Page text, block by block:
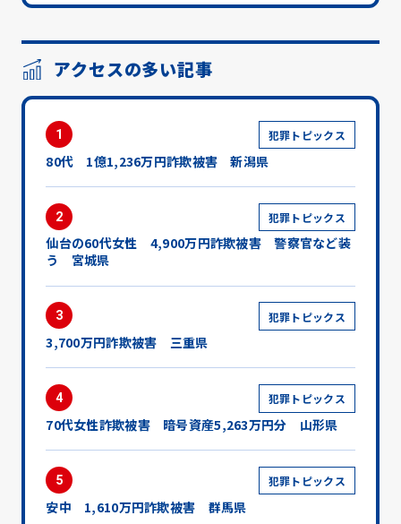
アクセスの多い記事
1 犯罪トピックス
80代 1億1,236万円詐欺被害 新潟県
2 犯罪トピックス
仙台の60代女性 4,900万円詐欺被害 警察官など装
う 宮城県
3 犯罪トピックス
3,700万円詐欺被害 三重県
4 犯罪トピックス
70代女性詐欺被害 暗号資産5,263万円分 山形県
5 犯罪トピックス
安中 1,610万円詐欺被害 群馬県